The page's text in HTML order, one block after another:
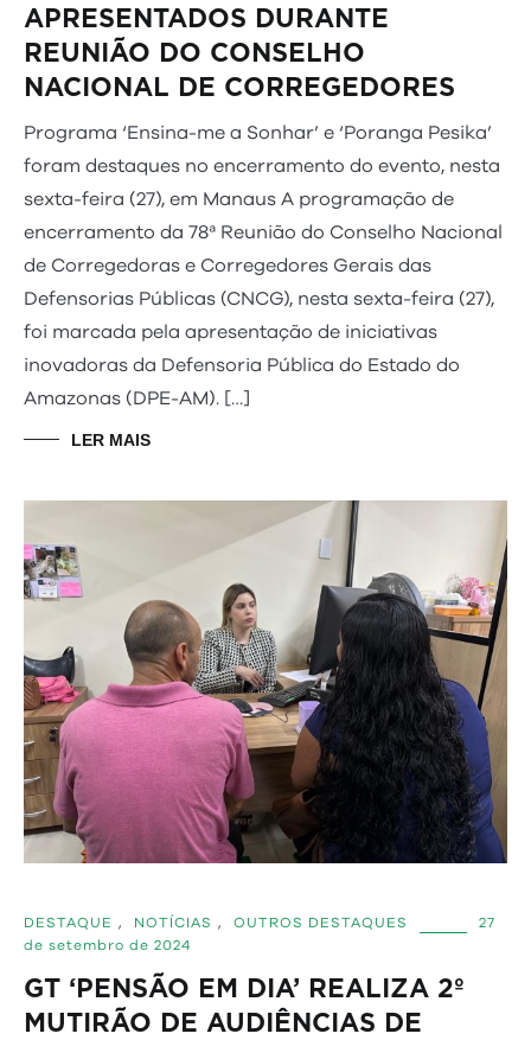
APRESENTADOS DURANTE
REUNIÃO DO CONSELHO
NACIONAL DE CORREGEDORES
Programa ‘Ensina-me a Sonhar’ e ‘Poranga Pesika’
foram destaques no encerramento do evento, nesta
sexta-feira (27), em Manaus A programação de
encerramento da 78ª Reunião do Conselho Nacional
de Corregedoras e Corregedores Gerais das
Defensorias Públicas (CNCG), nesta sexta-feira (27),
foi marcada pela apresentação de iniciativas
inovadoras da Defensoria Pública do Estado do
Amazonas (DPE-AM). […]
LER MAIS
DESTAQUE , NOTÍCIAS , OUTROS DESTAQUES
27
de setembro de 2024
GT ‘PENSÃO EM DIA’ REALIZA 2º
MUTIRÃO DE AUDIÊNCIAS DE